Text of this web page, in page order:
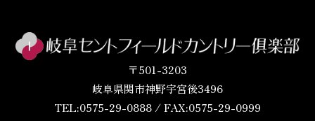
〒501-3203
岐阜県関市神野宇宮後3496
TEL:0575-29-0888 / FAX:0575-29-0999